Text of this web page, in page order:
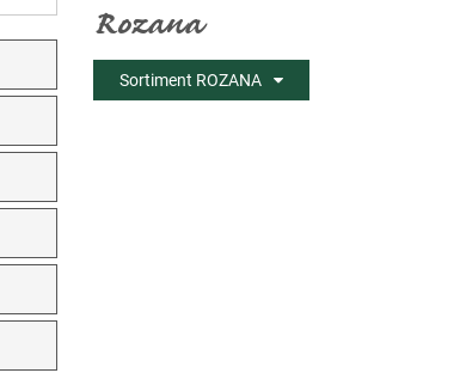
Rozana
Sortiment ROZANA